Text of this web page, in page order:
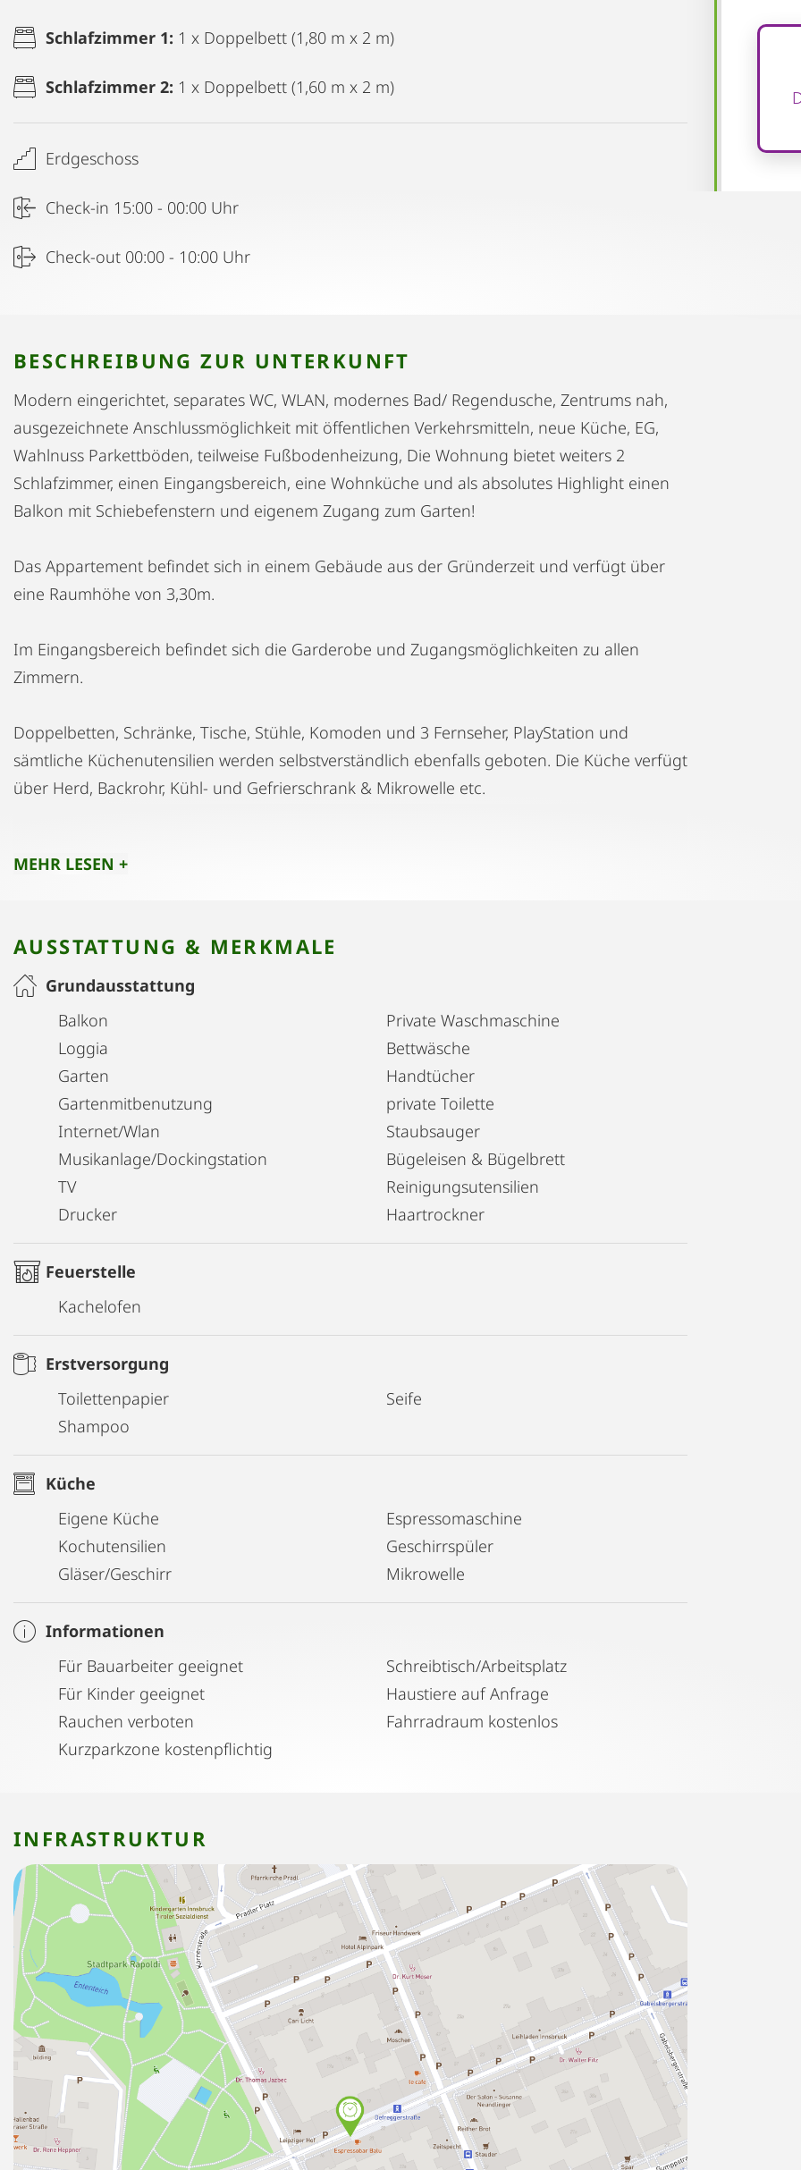
Schlafzimmer 1: 1 x Doppelbett (1,80 m x 2 m)
Schlafzimmer 2: 1 x Doppelbett (1,60 m x 2 m)
Erdgeschoss
Check-in 15:00 - 00:00 Uhr
Check-out 00:00 - 10:00 Uhr
BESCHREIBUNG ZUR UNTERKUNFT
Modern eingerichtet, separates WC, WLAN, modernes Bad/ Regendusche, Zentrums nah,
ausgezeichnete Anschlussmöglichkeit mit öffentlichen Verkehrsmitteln, neue Küche, EG,
Wahlnuss Parkettböden, teilweise Fußbodenheizung, Die Wohnung bietet weiters 2
Schlafzimmer, einen Eingangsbereich, eine Wohnküche und als absolutes Highlight einen
Balkon mit Schiebefenstern und eigenem Zugang zum Garten!
Das Appartement befindet sich in einem Gebäude aus der Gründerzeit und verfügt über
eine Raumhöhe von 3,30m.
Im Eingangsbereich befindet sich die Garderobe und Zugangsmöglichkeiten zu allen
Zimmern.
Doppelbetten, Schränke, Tische, Stühle, Komoden und 3 Fernseher, PlayStation und
sämtliche Küchenutensilien werden selbstverständlich ebenfalls geboten. Die Küche verfügt
über Herd, Backrohr, Kühl- und Gefrierschrank & Mikrowelle etc.
unmittelbarer Nähe der Wohnung befindet sich zwei Straßenbahnhaltestellen mit
Mehrere Supermärkte, Bäckereien, Restaurants sind ca. 2 Gehminuten von der Wohnung
MEHR LESEN +
AUSSTATTUNG & MERKMALE
Grundausstattung
Balkon
Loggia
Garten
Gartenmitbenutzung
Internet/Wlan
Musikanlage/Dockingstation
TV
Drucker
Private Waschmaschine
Bettwäsche
Handtücher
private Toilette
Staubsauger
Bügeleisen & Bügelbrett
Reinigungsutensilien
Haartrockner
Feuerstelle
Kachelofen
Erstversorgung
Toilettenpapier
Shampoo
Seife
Küche
Eigene Küche
Kochutensilien
Gläser/Geschirr
Espressomaschine
Geschirrspüler
Mikrowelle
Informationen
Für Bauarbeiter geeignet
Für Kinder geeignet
Rauchen verboten
Kurzparkzone kostenpflichtig
Schreibtisch/Arbeitsplatz
Haustiere auf Anfrage
Fahrradraum kostenlos
INFRASTRUKTUR